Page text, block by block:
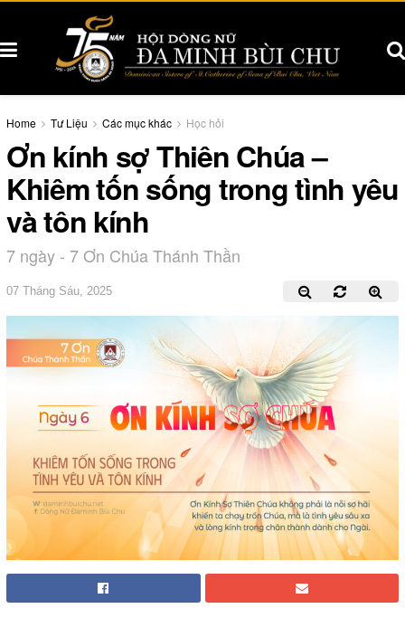
Home Tư Liệu Các mục khác Học hỏi
Ơn kính sợ Thiên Chúa –
Khiêm tốn sống trong tình yêu
và tôn kính
7 ngày - 7 Ơn Chúa Thánh Thần
07 Tháng Sáu, 2025